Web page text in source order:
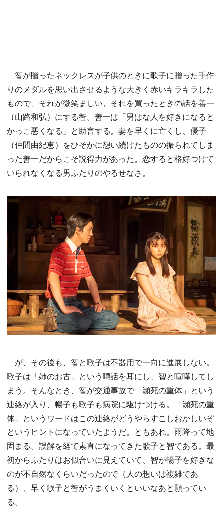
智が贈ったネックレスが子供のときに歌子に贈った手作
りのメダルを思い出させるような大きく赤いキラキラした
もので、それが微笑ましい。それを買ったときの話を善一
（山路和弘）にする智。善一は「男はな人を好きになると
かっこ悪くなる」と助言する。妻を早くに亡くし、優子
（仲間由紀恵）をひそかに想い続けたものの振られてしま
った善一だからこそ説得力があった。恋すると格好つけて
いられなくなる男ふたりのやるせなさ。
が、その後も、智と歌子は不器用で一向に進展しない。
歌子は「姉のお古」という噂話を耳にし、智と喧嘩してし
まう。そんなとき、智が交通事故で「瀕死の重体」という
連絡が入り、暢子も歌子も病院に駆けつける。「瀕死の重
体」というワードはこの連絡がどうやらすこしおかしいぞ
というヒントになっていたようだ。ともあれ。雨降って地
固まる。誤解を経て素直になってきた歌子と智である。最
初からふたりはお似合いに見えていて、智が暢子を好きな
のが不自然なくらいだったので（人の想いは複雑であ
る）、早く歌子と智がうまくいくといいなあと願ってい
る。